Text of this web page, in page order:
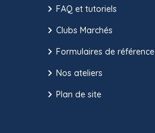
FAQ et tutoriels
Clubs Marchés
Formulaires de référence
Nos ateliers
Plan de site